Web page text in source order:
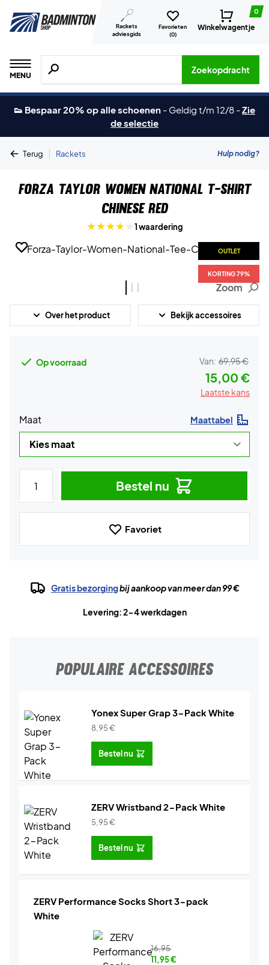
Rackets
adviesgids
Favorieten
(0)
0
Winkelwagentje
MENU
Zoeken naar producten, merken etc.
Zoekopdracht
👟 Bespaar 20% op alle schoenen - Geldig t/m 12/8 -Zie
de selectie
Terug | Rackets Hulp nodig?
Forza Taylor Women National T-shirt
Chinese Red
1 waardering
OUTLET
KORTING 79%
OUTLET
KORTING 79%
OUTLET
KORTING 79%
Zoom
Over het product Bekijk accessoires
Op voorraad Van: 69,95 €
15,00 €
Laatste kans
Maat Maattabel
Bestel nu
Favoriet
Gratis bezorgingbij aankoop van meer dan 99 €
Levering: 2-4 werkdagen
POPULAIRE ACCESSOIRES
Yonex Super Grap 3-Pack White
8,95€
Bestel nu
ZERV Wristband 2-Pack White
5,95€
Bestel nu
ZERV Performance Socks Short 3-pack
White
16,95
11,95€